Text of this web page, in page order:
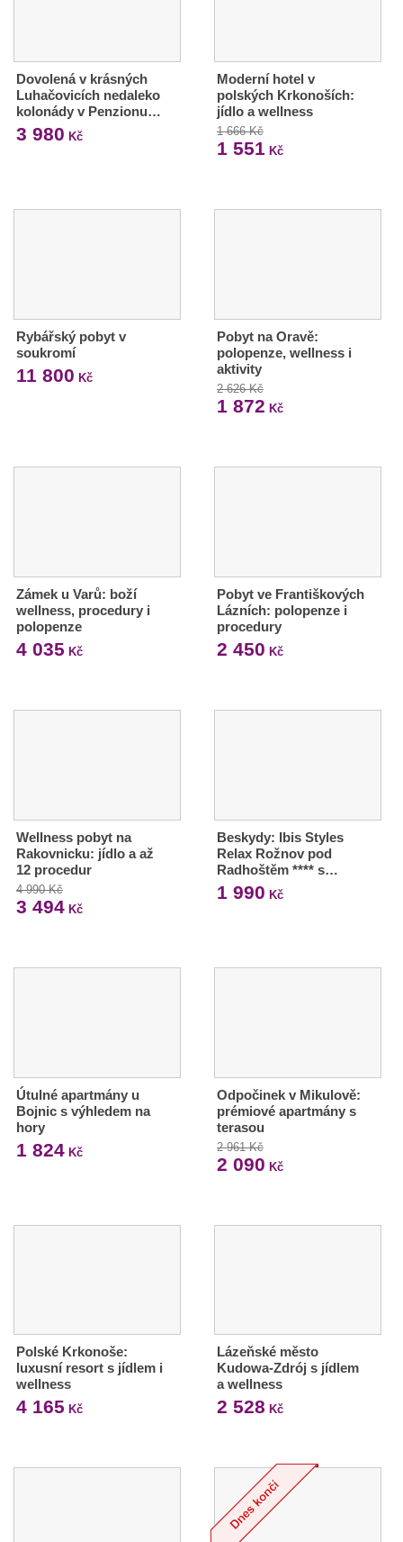
Dovolená v krásných
Luhačovicích nedaleko
kolonády v Penzionu…
3 980 Kč
Moderní hotel v
polských Krkonoších:
jídlo a wellness
1 666 Kč
1 551 Kč
Rybářský pobyt v
soukromí
11 800 Kč
Pobyt na Oravě:
polopenze, wellness i
aktivity
2 626 Kč
1 872 Kč
Zámek u Varů: boží
wellness, procedury i
polopenze
4 035 Kč
Pobyt ve Františkových
Lázních: polopenze i
procedury
2 450 Kč
Wellness pobyt na
Rakovnicku: jídlo a až
12 procedur
4 990 Kč
3 494 Kč
Beskydy: Ibis Styles
Relax Rožnov pod
Radhoštěm **** s…
1 990 Kč
Útulné apartmány u
Bojnic s výhledem na
hory
1 824 Kč
Odpočinek v Mikulově:
prémiové apartmány s
terasou
2 961 Kč
2 090 Kč
Polské Krkonoše:
luxusní resort s jídlem i
wellness
4 165 Kč
Lázeňské město
Kudowa-Zdrój s jídlem
a wellness
2 528 Kč